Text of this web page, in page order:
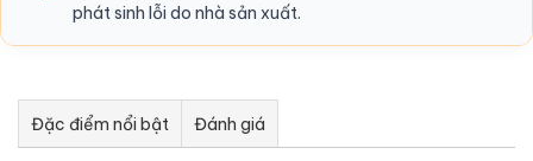
phát sinh lỗi do nhà sản xuất.
Đặc điểm nổi bật Đánh giá